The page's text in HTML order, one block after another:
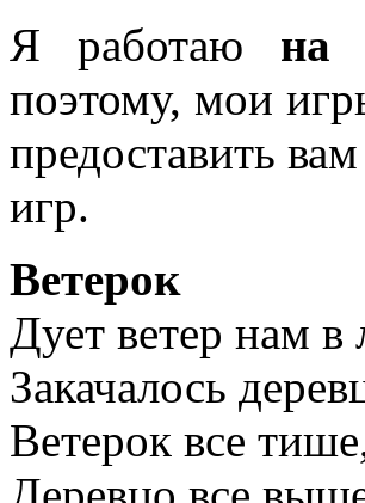
Я работаю на
поэтому, мои
предоставить
игр.
Ветерок
Дует ветер нам
Закачалось
Ветерок все